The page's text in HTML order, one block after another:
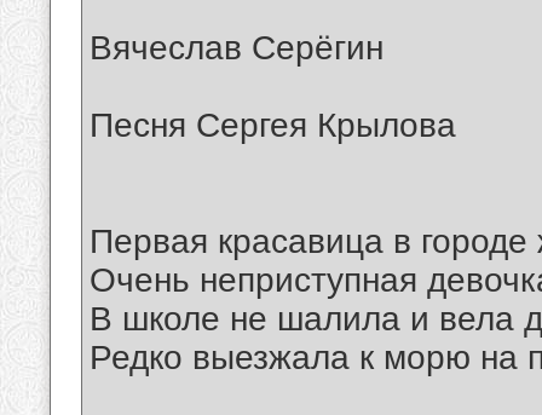
Вячеслав Серёгин
Песня Сергея Крылова
Первая красавица в
Очень неприступная
В школе не шалила и вела
Редко выезжала к морю на